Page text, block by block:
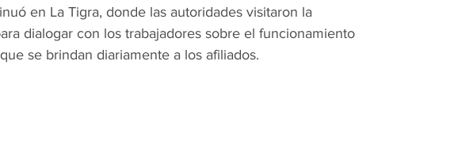
en La Tigra, donde las autoridades visitaron la
dialogar con los trabajadores sobre el funcionamiento
se brindan diariamente a los afiliados.